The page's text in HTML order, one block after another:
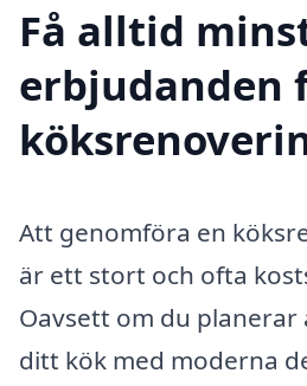
Få alltid
erbjudanden
Att genomföra en
är ett stort och ofta
Oavsett om du
ditt kök med moderna